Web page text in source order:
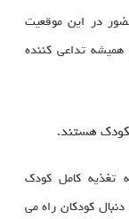
در این موقعیت
همیشه تداعی کننده
تغذیه کامل کودک
دنبال کودکان راه می